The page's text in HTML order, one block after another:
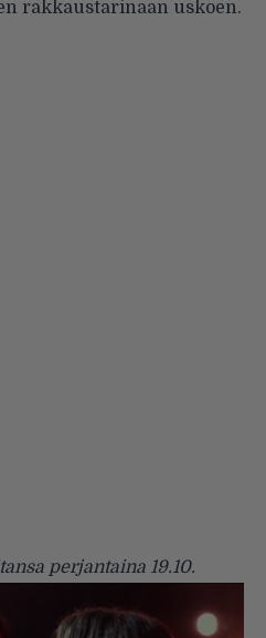
rakkaustarinaan uskoen.
perjantaina 19.10.